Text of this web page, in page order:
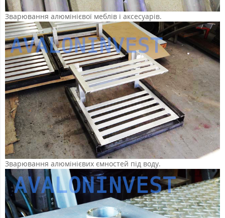
Зварювання алюмінієвої меблів і аксесуарів.
Зварювання алюмінієвих ємностей під воду.